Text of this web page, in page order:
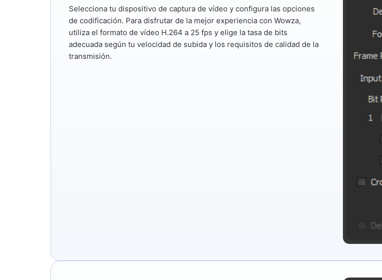
Selecciona tu dispositivo de captura de vídeo y configura las opciones
de codificación. Para disfrutar de la mejor experiencia con Wowza,
utiliza el formato de vídeo H.264 a 25 fps y elige la tasa de bits
adecuada según tu velocidad de subida y los requisitos de calidad de la
transmisión.